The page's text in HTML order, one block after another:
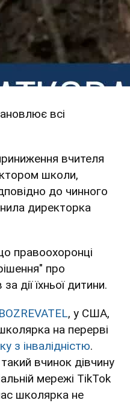
всі
вчителя
школи,
до чинного
директорка
правоохоронці
про
дії їхньої дитини.
, у США,
на перерві
з інвалідністю.
вчинок дівчину
мережі TikTok
школярка не